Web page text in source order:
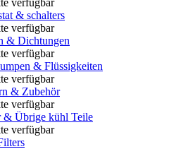
verfügbar
& schalters
verfügbar
& Dichtungen
verfügbar
& Flüssigkeiten
verfügbar
& Zubehör
verfügbar
& Übrige kühl Teile
verfügbar